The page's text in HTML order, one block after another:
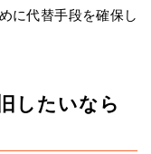
に代替手段を確保し
したいなら